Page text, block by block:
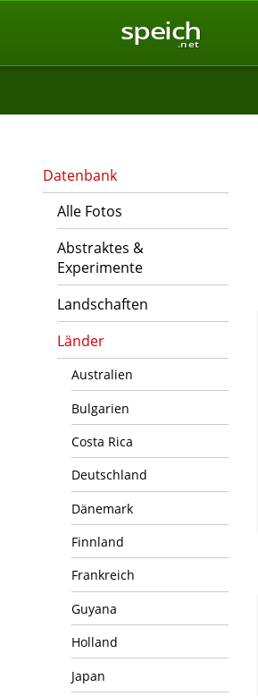
speich
.net
Datenbank
Alle Fotos
Abstraktes &
Experimente
Landschaften
Länder
Australien
Bulgarien
Costa Rica
Deutschland
Dänemark
Finnland
Frankreich
Guyana
Holland
Japan